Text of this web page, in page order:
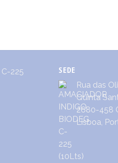
SEDE
Rua das
Quinta
2680-458
Lisboa,